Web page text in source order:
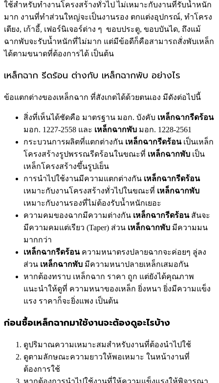
ใช้สำหรับทำงานโครงสร้างทั่วไป ไม่เหมาะกับงานที่รับน้ำหนัก
มาก งานที่ทำส่วนใหญ่จะเป็นงานรอง ตกแต่งอุปกรณ์, ทำโครง
เตียง, เก้าอี้, เฟอร์นิเจอร์ต่าง ๆ ขอบประตู, ขอบบันได, ถึงแม้
ฉากพับจะรับน้ำหนักที่ไม่มาก แต่มีข้อดีก็คือสามารถสั่งพับเหล็ก
ได้ตามขนาดที่ต้องการได้ เป็นต้น
เหล็กฉาก รีดร้อน ต่างกับ เหล็กฉากพับ อย่างไร
ข้อแตกต่างของเหล็กฉาก ที่สังเกตได้ด้วยตนเอง มีดังต่อไปนี้
สิ่งที่เห็นได้ชัดคือ มาตรฐาน มอก. บังคับ เหล็กฉากรีดร้อน
มอก. 1227-2558 และ เหล็กฉากพับ มอก. 1228-2561
กระบวนการผลิตที่แตกต่างกัน เหล็กฉากรีดร้อนเป็นเหล็ก
โครงสร้างรูปพรรณรีดร้อนในขณะที่ เหล็กฉากพับ เป็น
เหล็กโครงสร้างขึ้นรูปเย็น
การนำไปใช้งานมีความแตกต่างกัน เหล็กฉากรีดร้อน
เหมาะกับงานโครงสร้างทั่วไปในขณะที่ เหล็กฉากพับ
เหมาะกับงานรองที่ไม่ต้องรับน้ำหนักเยอะ
ความคมของฉากมีความต่างกัน เหล็กฉากรีดร้อน สันจะ
มีความคมแต่เรียว (Taper) ส่วน เหล็กฉากพับ มีความมน
มากกว่า
เหล็กฉากรีดร้อนความหนาตรงปลายฉากจะค่อยๆ ลู่ลง
ส่วน เหล็กฉากพับ มีความหนาปลายเหล็กเสมอกัน
หากต้องทราบ เหล็กฉาก ราคา ถูก แต่ยังได้คุณภาพ
แนะนำให้ดูที่ ความหนาของเหล็ก ยิ่งหนา ยิ่งมีความแข็ง
แรง ราคาก็จะยิ่งแพง เป็นต้น
ก่อนซื้อเหล็กฉากมาใช้งานจะต้องดูอะไรบ้าง
ดูปริมาณความเหมาะสมสำหรับงานที่ต้องนำไปใช้
ดูตามลักษณะความยาวให้พอเหมาะ ในหน้างานที่
ต้องการใช้